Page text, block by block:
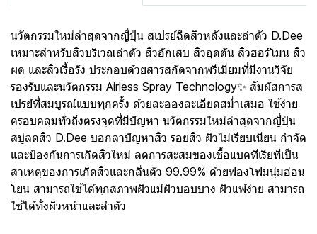
นวัตกรรมใหม่ล่าสุดจากญี่ปุ่น สเปรย์ฉีดสิวหลังและลำตัว D.Dee
เหมาะสำหรับสิวบริเวณลำตัว สิวอักเสบ สิวอุดตัน สิวฮอร์โมน สิว
ผด และสิวเรื้อรัง ประกอบด้วยสารสกัดจากพรีเมี่ยมที่มีงานวิจัย
รองรับและนวัตกรรม Airless Spray Technology✨ สัมผัสการส
เปรย์ที่สมบูรณ์แบบทุกครั้ง ด้วยละอองละเอียดสม่ำเสมอ ใช้ง่าย
ครอบคลุมทั่วถึงตรงจุดที่มีปัญหา นวัตกรรมใหม่ล่าสุดจากญี่ปุ่น
สบู่ลดสิว D.Dee บอกลาปัญหาสิว รอยสิว ผิวไม่เรียบเนียน กำจัด
และป้องกันการเกิดสิวใหม่ ลดการสะสมของเชื้อแบคทีเรียที่เป็น
สาเหตุของการเกิดสิวและกลิ่นตัว 99.99% ด้วยฟองโฟมนุ่มอ่อน
โยน สามารถใช้ได้ทุกสภาพผิวแม้ผิวบอบบาง ผิวแพ้ง่าย สามารถ
ใช้ได้ทั้งผิวหน้าและลำตัว